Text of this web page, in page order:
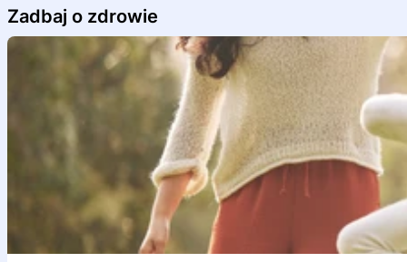
1
of
6
Zadbaj o zdrowie